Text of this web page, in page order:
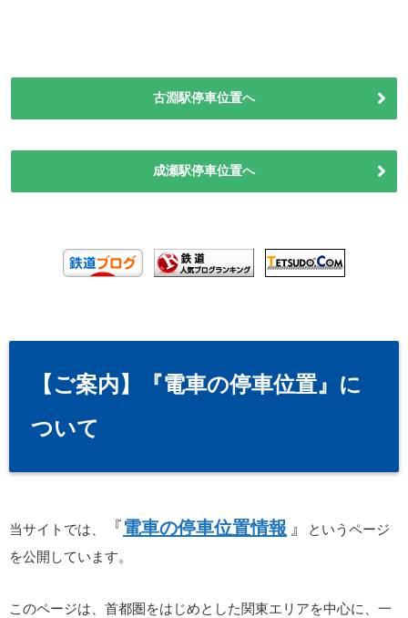
古淵駅停車位置へ
成瀬駅停車位置へ
【ご案内】『電車の停車位置』に
ついて
当サイトでは、 『電車の停車位置情報 』
というページ
を公開しています。
このページは、首都圏をはじめとした関東エリアを中心に、一